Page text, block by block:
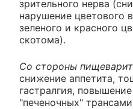
зрительного нерва
нарушение цветового
зеленого и красного
скотома).
Со стороны
снижение аппетита,
гастралгия,
"печеночных"